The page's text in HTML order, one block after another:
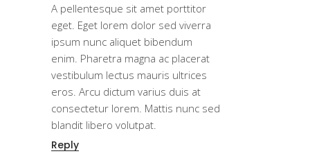
A pellentesque sit amet porttitor
eget. Eget lorem dolor sed viverra
ipsum nunc aliquet bibendum
enim. Pharetra magna ac placerat
vestibulum lectus mauris ultrices
eros. Arcu dictum varius duis at
consectetur lorem. Mattis nunc sed
blandit libero volutpat.
Reply